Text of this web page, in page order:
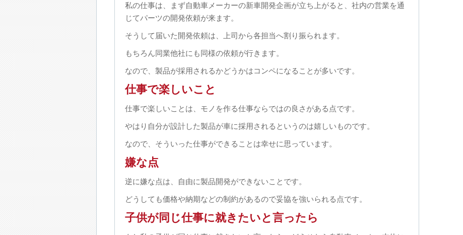
私の仕事は、まず自動車メーカーの新車開発企画が立ち上がると、社内の営業を通
じてパーツの開発依頼が来ます。
そうして届いた開発依頼は、上司から各担当へ割り振られます。
もちろん同業他社にも同様の依頼が行きます。
なので、製品が採用されるかどうかはコンペになることが多いです。
仕事で楽しいこと
仕事で楽しいことは、モノを作る仕事ならではの良さがある点です。
やはり自分が設計した製品が車に採用されるというのは嬉しいものです。
なので、そういった仕事ができることは幸せに思っています。
嫌な点
逆に嫌な点は、自由に製品開発ができないことです。
どうしても価格や納期などの制約があるので妥協を強いられる点です。
子供が同じ仕事に就きたいと言ったら